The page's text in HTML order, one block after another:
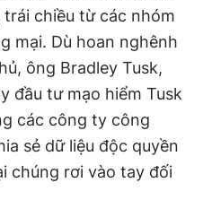
chiều từ các nhóm
mại. Dù hoan nghênh
ông Bradley Tusk,
đầu tư mạo hiểm Tusk
các công ty công
sẻ dữ liệu độc quyền
chúng rơi vào tay đối